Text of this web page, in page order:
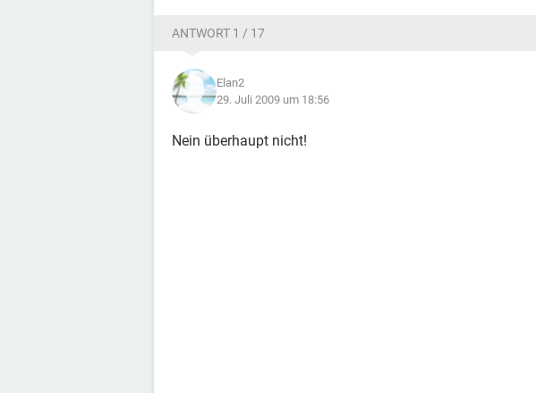
ANTWORT 1 / 17
Elan2
29. Juli 2009 um 18:56
Nein überhaupt nicht!